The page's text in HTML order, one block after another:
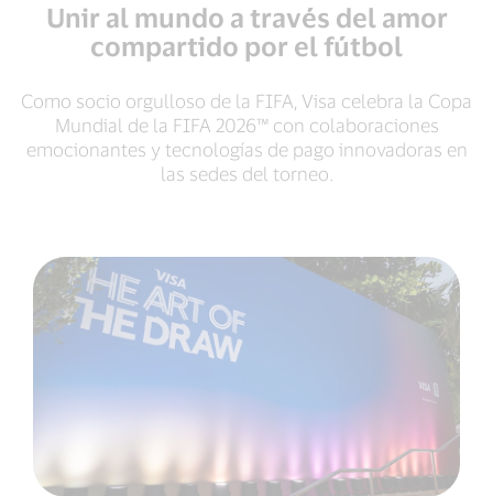
Unir al mundo a través del amor
compartido por el fútbol
Como socio orgulloso de la FIFA, Visa celebra la Copa
Mundial de la FIFA 2026™ con colaboraciones
emocionantes y tecnologías de pago innovadoras en
las sedes del torneo.